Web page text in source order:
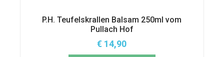
P.H. Teufelskrallen Balsam 250ml vom
Pullach Hof
€ 14,90